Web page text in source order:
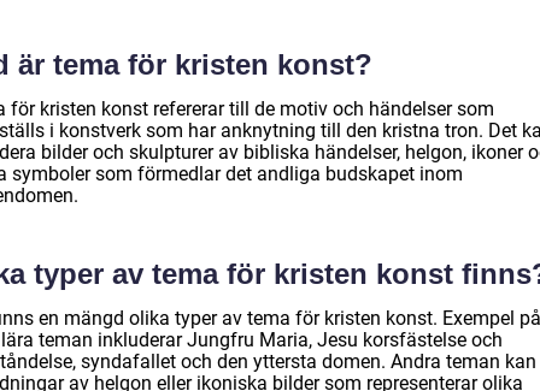
är tema för kristen konst?
för kristen konst refererar till de motiv och händelser som
i konstverk som har anknytning till den kristna tron. Det
bilder och skulpturer av bibliska händelser, helgon, ikoner
symboler som förmedlar det andliga budskapet inom
typer av tema för kristen konst
en mängd olika typer av tema för kristen konst. Exempel på
teman inkluderar Jungfru Maria, Jesu korsfästelse och
syndafallet och den yttersta domen. Andra teman
av helgon eller ikoniska bilder som representerar olika